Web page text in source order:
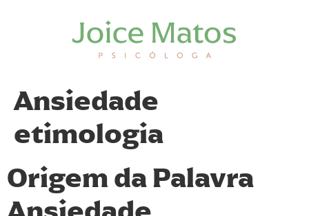
Ansiedade
etimologia
Origem da Palavra